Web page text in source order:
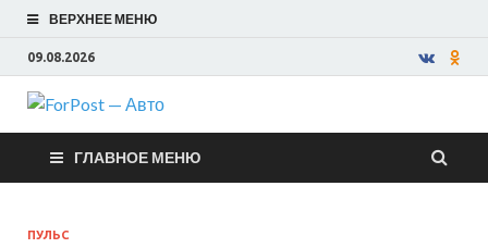
ВЕРХНЕЕ МЕНЮ
09.08.2026
ForPost —
Авто
ГЛАВНОЕ МЕНЮ
ПУЛЬС